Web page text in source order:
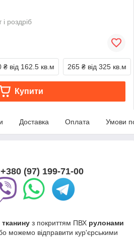
роздріб
₴ від 162.5 кв.м 265 ₴ від 325 кв.м
Купити
Доставка Оплата Умови
+380 (97) 199-71-00
з покриттям ПВХ рулонами
можемо відправити кур'єрськими